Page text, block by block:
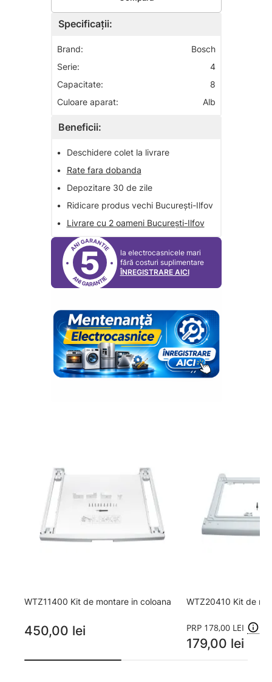
Specificații:
Brand:
Bosch
Serie:
4
Capacitate:
8
Culoare aparat:
Alb
Beneficii:
•
Deschidere colet la livrare
•
Rate fara dobanda
•
Depozitare 30 de zile
•
Ridicare produs vechi București-Ilfov
•
Livrare cu 2 oameni București-Ilfov
5
la electrocasnicele mari
fără costuri suplimentare
ÎNREGISTRARE AICI
WTZ11400 Kit de montare in coloana
450,00 lei
WTZ20410 Kit de
PRP 178,00 LEI
179,00 lei